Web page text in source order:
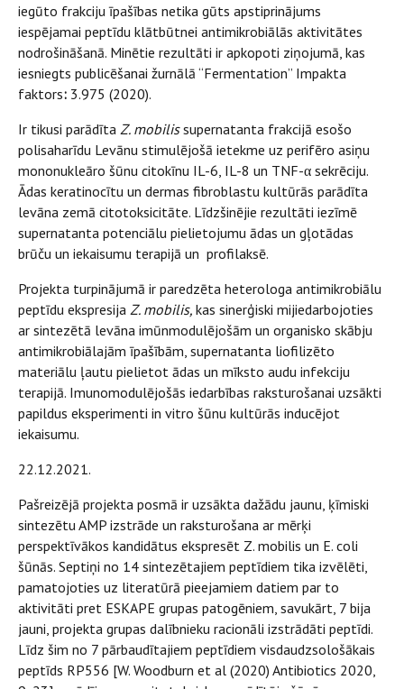
iegūto frakciju īpašības netika gūts apstiprinājums
iespējamai peptīdu klātbūtnei antimikrobiālās aktivitātes
nodrošināšanā. Minētie rezultāti ir apkopoti ziņojumā, kas
iesniegts publicēšanai žurnālā “Fermentation” Impakta
faktors: 3.975 (2020).
Ir tikusi parādīta Z. mobilissupernatanta frakcijā esošo
polisaharīdu Levānu stimulējošā ietekme uz perifēro asiņu
mononukleāro šūnu citokīnu IL-6, IL-8 un TNF-α sekrēciju.
Ādas keratinocītu un dermas fibroblastu kultūrās parādīta
levāna zemā citotoksicitāte. Līdzšinējie rezultāti iezīmē
supernatanta potenciālu pielietojumu ādas un gļotādas
brūču un iekaisumu terapijā un profilaksē.
Projekta turpinājumā ir paredzēta heterologa antimikrobiālu
peptīdu ekspresija Z. mobilis, kas sinerģiski mijiedarbojoties
ar sintezētā levāna imūnmodulējošām un organisko skābju
antimikrobiālajām īpašībām, supernatanta liofilizēto
materiālu ļautu pielietot ādas un mīksto audu infekciju
terapijā. Imunomodulējošās iedarbības raksturošanai uzsākti
papildus eksperimenti in vitro šūnu kultūrās inducējot
iekaisumu.
22.12.2021.
Pašreizējā projekta posmā ir uzsākta dažādu jaunu, ķīmiski
sintezētu AMP izstrāde un raksturošana ar mērķi
perspektīvākos kandidātus ekspresēt Z. mobilis un E. coli
šūnās. Septiņi no 14 sintezētajiem peptīdiem tika izvēlēti,
pamatojoties uz literatūrā pieejamiem datiem par to
aktivitāti pret ESKAPE grupas patogēniem, savukārt, 7 bija
jauni, projekta grupas dalībnieku racionāli izstrādāti peptīdi.
Līdz šim no 7 pārbaudītajiem peptīdiem visdaudzsološākais
peptīds RP556 [W. Woodburn et al (2020) Antibiotics 2020,